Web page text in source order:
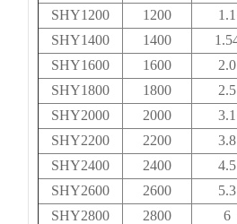
SHY1200
1200
1.1
SHY1400
1400
SHY1600
1600
2.0
SHY1800
1800
2.5
SHY2000
2000
3.1
SHY2200
2200
3.8
SHY2400
2400
4.5
SHY2600
2600
5.3
SHY2800
2800
6